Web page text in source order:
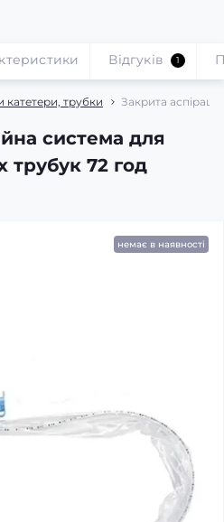
катетери, трубки Закрита
система для
трубук 72 год
Відгуків 1
немає в наявності